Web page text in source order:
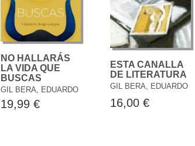
NO HALLARÁS
LA VIDA QUE
BUSCAS
GIL BERA, EDUARDO
19,99 €
ESTA CANALLA
DE LITERATURA
GIL BERA, EDUARDO
16,00 €